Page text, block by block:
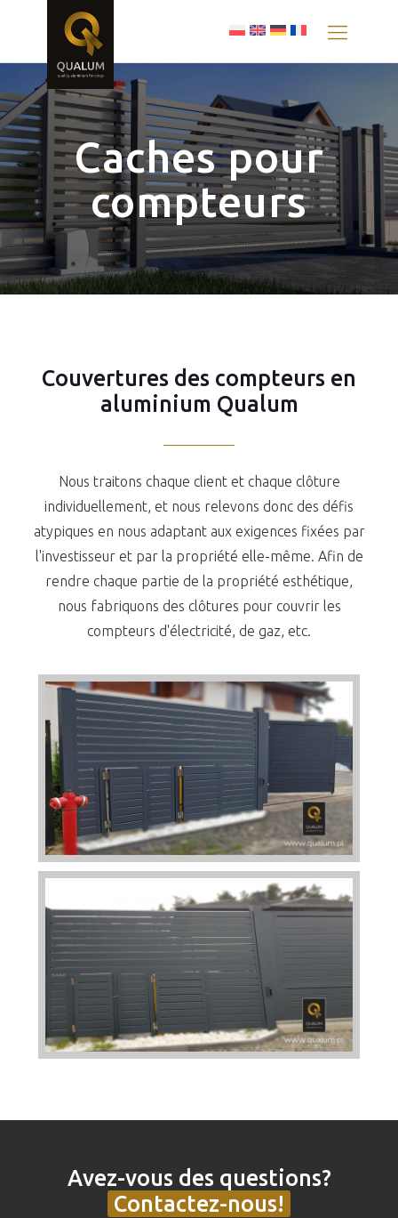
Caches pour
compteurs
Couvertures des compteurs en
aluminium Qualum
Nous traitons chaque client et chaque clôture
individuellement, et nous relevons donc des défis
atypiques en nous adaptant aux exigences fixées par
l'investisseur et par la propriété elle-même. Afin de
rendre chaque partie de la propriété esthétique,
nous fabriquons des clôtures pour couvrir les
compteurs d'électricité, de gaz, etc.
Avez-vous des questions?
Contactez-nous!